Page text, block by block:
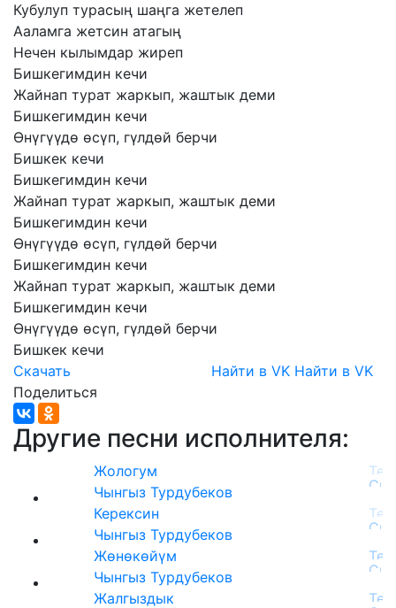
Кубулуп турасың шаңга жетелеп
Ааламга жетсин атагың
Нечен кылымдар жиреп
Бишкегимдин кечи
Жайнап турат жаркып, жаштык деми
Бишкегимдин кечи
Өнүгүүдө өсүп, гүлдөй берчи
Бишкек кечи
Бишкегимдин кечи
Жайнап турат жаркып, жаштык деми
Бишкегимдин кечи
Өнүгүүдө өсүп, гүлдөй берчи
Бишкегимдин кечи
Жайнап турат жаркып, жаштык деми
Бишкегимдин кечи
Өнүгүүдө өсүп, гүлдөй берчи
Бишкек кечи
Скачать
Найти в VK Найти в VK
Поделиться
Другие песни исполнителя:
Жологум
Чынгыз Турдубеков
Керексин
Чынгыз Турдубеков
Жөнөкөйүм
Чынгыз Турдубеков
Жалгыздык